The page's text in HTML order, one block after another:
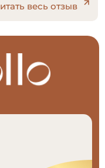
весь отзыв